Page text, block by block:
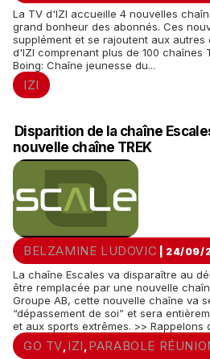
La TV d'IZI accueille 4 nouvelles
grand bonheur des abonnés. Ces
supplément et se rajoutent aux autres
d'IZI comprenant plus de 100 chaînes
Boing: Chaîne jeunesse du...
IZI
Disparition de la chaîne
nouvelle chaîne TREK
BELZAMINE LUDOVIC | 24/09/
La chaîne Escales va disparaître au
être remplacée par une nouvelle
Groupe AB, cette nouvelle chaîne va
“dépassement de soi” et sera
et aux sports extrêmes. >> Rappelons
GO TV IZI PARABOLE